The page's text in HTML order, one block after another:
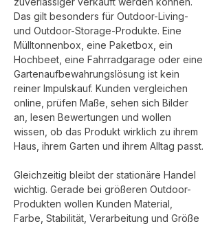
Das gilt besonders für Outdoor-Living-
und Outdoor-Storage-Produkte. Eine
Mülltonnenbox, eine Paketbox, ein
Hochbeet, eine Fahrradgarage oder eine
Gartenaufbewahrungslösung ist kein
reiner Impulskauf. Kunden vergleichen
online, prüfen Maße, sehen sich Bilder
an, lesen Bewertungen und wollen
wissen, ob das Produkt wirklich zu ihrem
Haus, ihrem Garten und ihrem Alltag passt.
Gleichzeitig bleibt der stationäre Handel
wichtig. Gerade bei größeren Outdoor-
Produkten wollen Kunden Material,
Farbe, Stabilität, Verarbeitung und Größe